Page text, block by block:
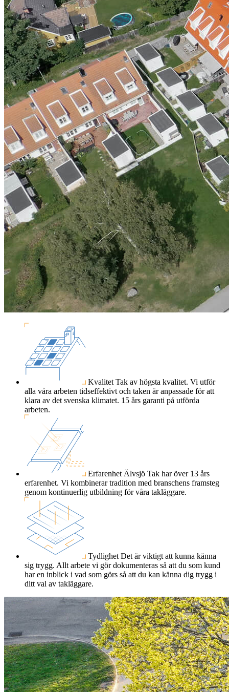
Kvalitet Tak av högsta kvalitet. Vi utför
alla våra arbeten tidseffektivt och taken är anpassade för att
klara av det svenska klimatet. 15 års garanti på utförda
arbeten.
Erfarenhet Älvsjö Tak har över 13 års
erfarenhet. Vi kombinerar tradition med branschens framsteg
genom kontinuerlig utbildning för våra takläggare.
Tydlighet Det är viktigt att kunna känna
sig trygg. Allt arbete vi gör dokumenteras så att du som kund
har en inblick i vad som görs så att du kan känna dig trygg i
ditt val av takläggare.